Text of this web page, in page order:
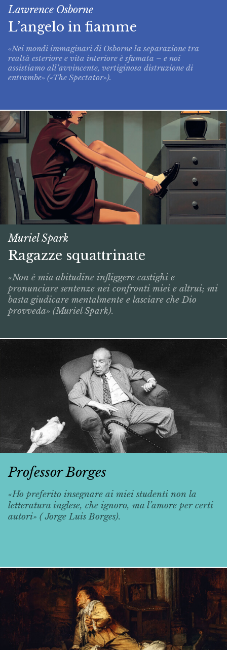
Lawrence Osborne
L’angelo in fiamme
«Nei mondi immaginari di Osborne la separazione tra
realtà esteriore e vita interiore è sfumata – e noi
assistiamo all’avvincente, vertiginosa distruzione di
entrambe» («The Spectator»).
Muriel Spark
Ragazze squattrinate
«Non è mia abitudine infliggere castighi e
pronunciare sentenze nei confronti miei e altrui; mi
basta giudicare mentalmente e lasciare che Dio
provveda» (Muriel Spark).
Professor Borges
«Ho preferito insegnare ai miei studenti non la
letteratura inglese, che ignoro, ma l’amore per certi
autori» ( Jorge Luis Borges).